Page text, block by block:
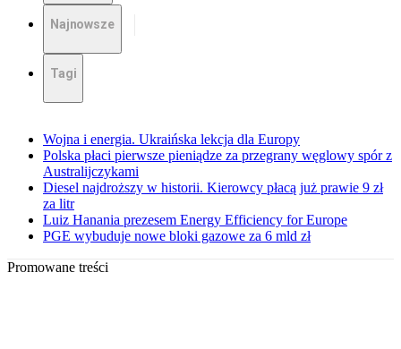
Najnowsze
Tagi
Wojna i energia. Ukraińska lekcja dla Europy
Polska płaci pierwsze pieniądze za przegrany węglowy spór z
Australijczykami
Diesel najdroższy w historii. Kierowcy płacą już prawie 9 zł
za litr
Luiz Hanania prezesem Energy Efficiency for Europe
PGE wybuduje nowe bloki gazowe za 6 mld zł
Promowane treści